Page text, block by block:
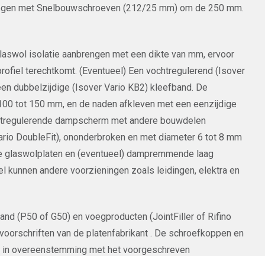
met Snelbouwschroeven (212/25 mm) om de 250 mm.
isolatie aanbrengen met een dikte van mm, ervoor
terechtkomt. (Eventueel) Een vochtregulerend (Isover
dubbelzijdige (Isover Vario KB2) kleefband. De
tot 150 mm, en de naden afkleven met een eenzijdige
dampscherm met andere bouwdelen
DoubleFit), ononderbroken en met diameter 6 tot 8 mm
en (eventueel) dampremmende laag
andere voorzieningen zoals leidingen, elektra en
(P50 of G50) en voegproducten (JointFiller of Rifino
van de platenfabrikant . De schroefkoppen en
overeenstemming met het voorgeschreven